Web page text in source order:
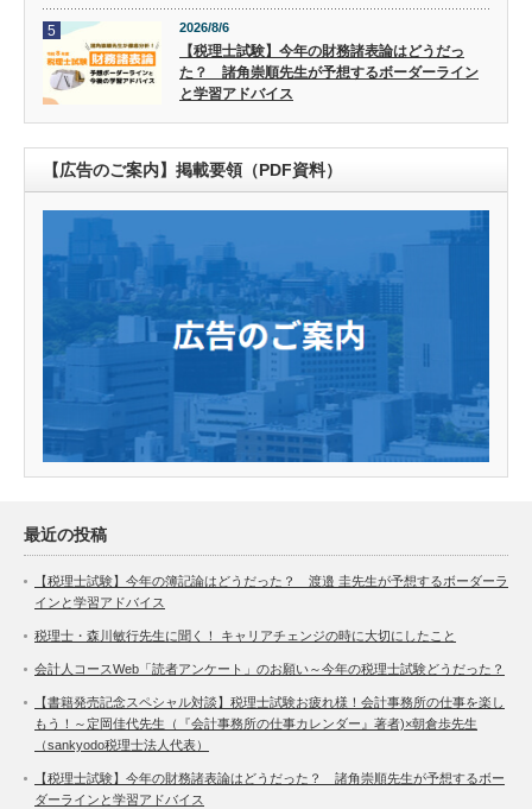
5 2026/8/6
【税理士試験】今年の財務諸表論はどうだっ
た？ 諸角崇順先生が予想するボーダーライン
と学習アドバイス
【広告のご案内】掲載要領（PDF資料）
最近の投稿
【税理士試験】今年の簿記論はどうだった？ 渡邉 圭先生が予想するボーダーラ
インと学習アドバイス
税理士・森川敏行先生に聞く！ キャリアチェンジの時に大切にしたこと
会計人コースWeb「読者アンケート」のお願い～今年の税理士試験どうだった？
【書籍発売記念スペシャル対談】税理士試験お疲れ様！会計事務所の仕事を楽し
もう！～定岡佳代先生（『会計事務所の仕事カレンダー』著者)×朝倉歩先生
（sankyodo税理士法人代表）
【税理士試験】今年の財務諸表論はどうだった？ 諸角崇順先生が予想するボー
ダーラインと学習アドバイス